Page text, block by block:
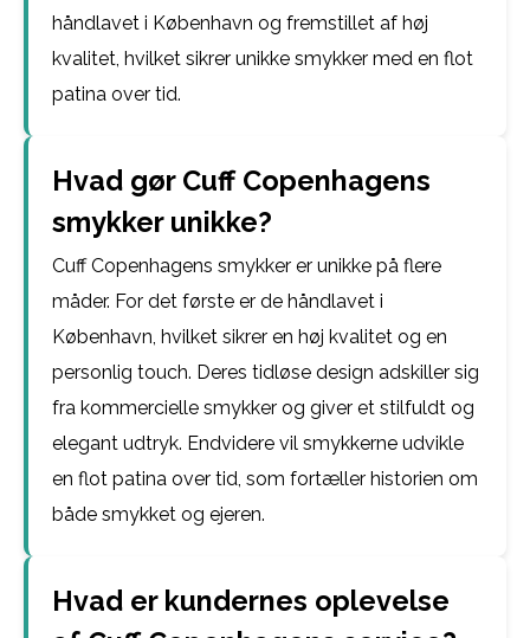
håndlavet i København og fremstillet af høj
kvalitet, hvilket sikrer unikke smykker med en flot
patina over tid.
Hvad gør Cuff Copenhagens
smykker unikke?
Cuff Copenhagens smykker er unikke på flere
måder. For det første er de håndlavet i
København, hvilket sikrer en høj kvalitet og en
personlig touch. Deres tidløse design adskiller sig
fra kommercielle smykker og giver et stilfuldt og
elegant udtryk. Endvidere vil smykkerne udvikle
en flot patina over tid, som fortæller historien om
både smykket og ejeren.
Hvad er kundernes oplevelse